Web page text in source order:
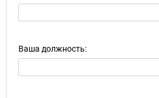
Ваша должность: